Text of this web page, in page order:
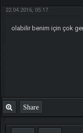
22.04.2016, 05:17
olabilir benim için çok
Share